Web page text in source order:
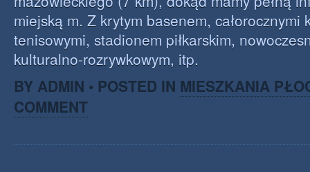
miejską m. Z krytym basenem, całorocznymi
tenisowymi, stadionem piłkarskim,
kulturalno-rozrywkowym, itp.
BY ADMIN • POSTED IN MIESZKANIA
COMMENT